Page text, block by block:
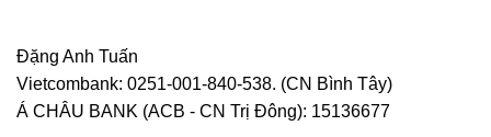
Đặng Anh Tuấn
Vietcombank: 0251-001-840-538. (CN Bình Tây)
Á CHÂU BANK (ACB - CN Trị Đông): 15136677